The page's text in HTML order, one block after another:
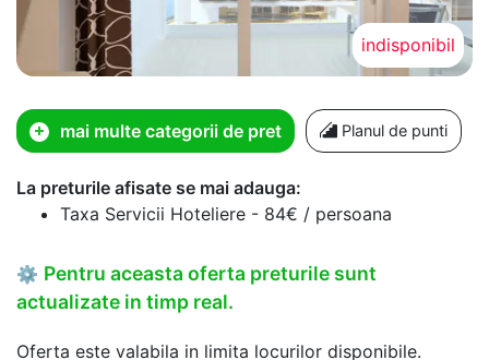
indisponibil
mai multe categorii de pret Planul de punti
La preturile afisate se mai adauga:
Taxa Servicii Hoteliere - 84€ / persoana
⚙ Pentru aceasta oferta preturile sunt
actualizate in timp real.
Oferta este valabila in limita locurilor disponibile.